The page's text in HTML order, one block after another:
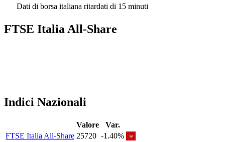
Dati di borsa italiana ritardati di 15 minuti
FTSE Italia All-Share
Indici Nazionali
Valore
Var.
FTSE Italia All-Share 25720 -1.40%